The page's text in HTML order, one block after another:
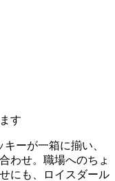
す
ーが一箱に揃い、
わせ。職場へのちょ
にも、ロイスダール